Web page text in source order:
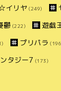
イリヤ (249)
鬱 (222) 遊戯
プリパラ
タジー7 (173)